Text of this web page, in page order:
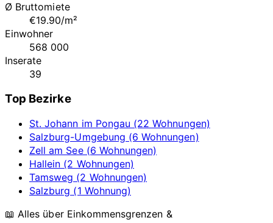
Ø Bruttomiete
€19.90/m²
Einwohner
568 000
Inserate
39
Top Bezirke
St. Johann im Pongau (22 Wohnungen)
Salzburg-Umgebung (6 Wohnungen)
Zell am See (6 Wohnungen)
Hallein (2 Wohnungen)
Tamsweg (2 Wohnungen)
Salzburg (1 Wohnung)
📖 Alles über Einkommensgrenzen &